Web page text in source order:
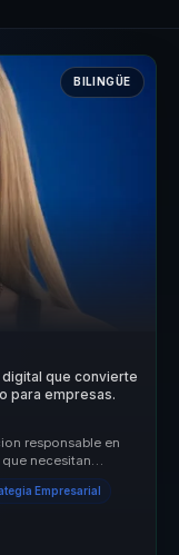
BILINGÜE
que convierte
para empresas.
responsable en
necesitan
Empresarial